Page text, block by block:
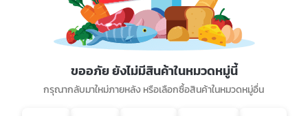
ขออภัย ยังไม่มีสินค้าในหมวดหมู่นี้
กรุณากลับมาใหม่ภายหลัง หรือเลือกซื้อสินค้าในหมวดหมู่อื่น